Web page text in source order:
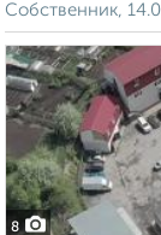
Собственник,
8